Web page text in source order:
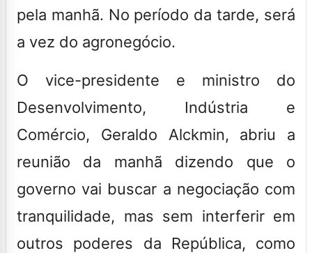
pela manhã. No período da tarde, será
a vez do agronegócio.
O vice-presidente e ministro do
Desenvolvimento, Indústria e
Comércio, Geraldo Alckmin, abriu a
reunião da manhã dizendo que o
governo vai buscar a negociação com
tranquilidade, mas sem interferir em
outros poderes da República, como